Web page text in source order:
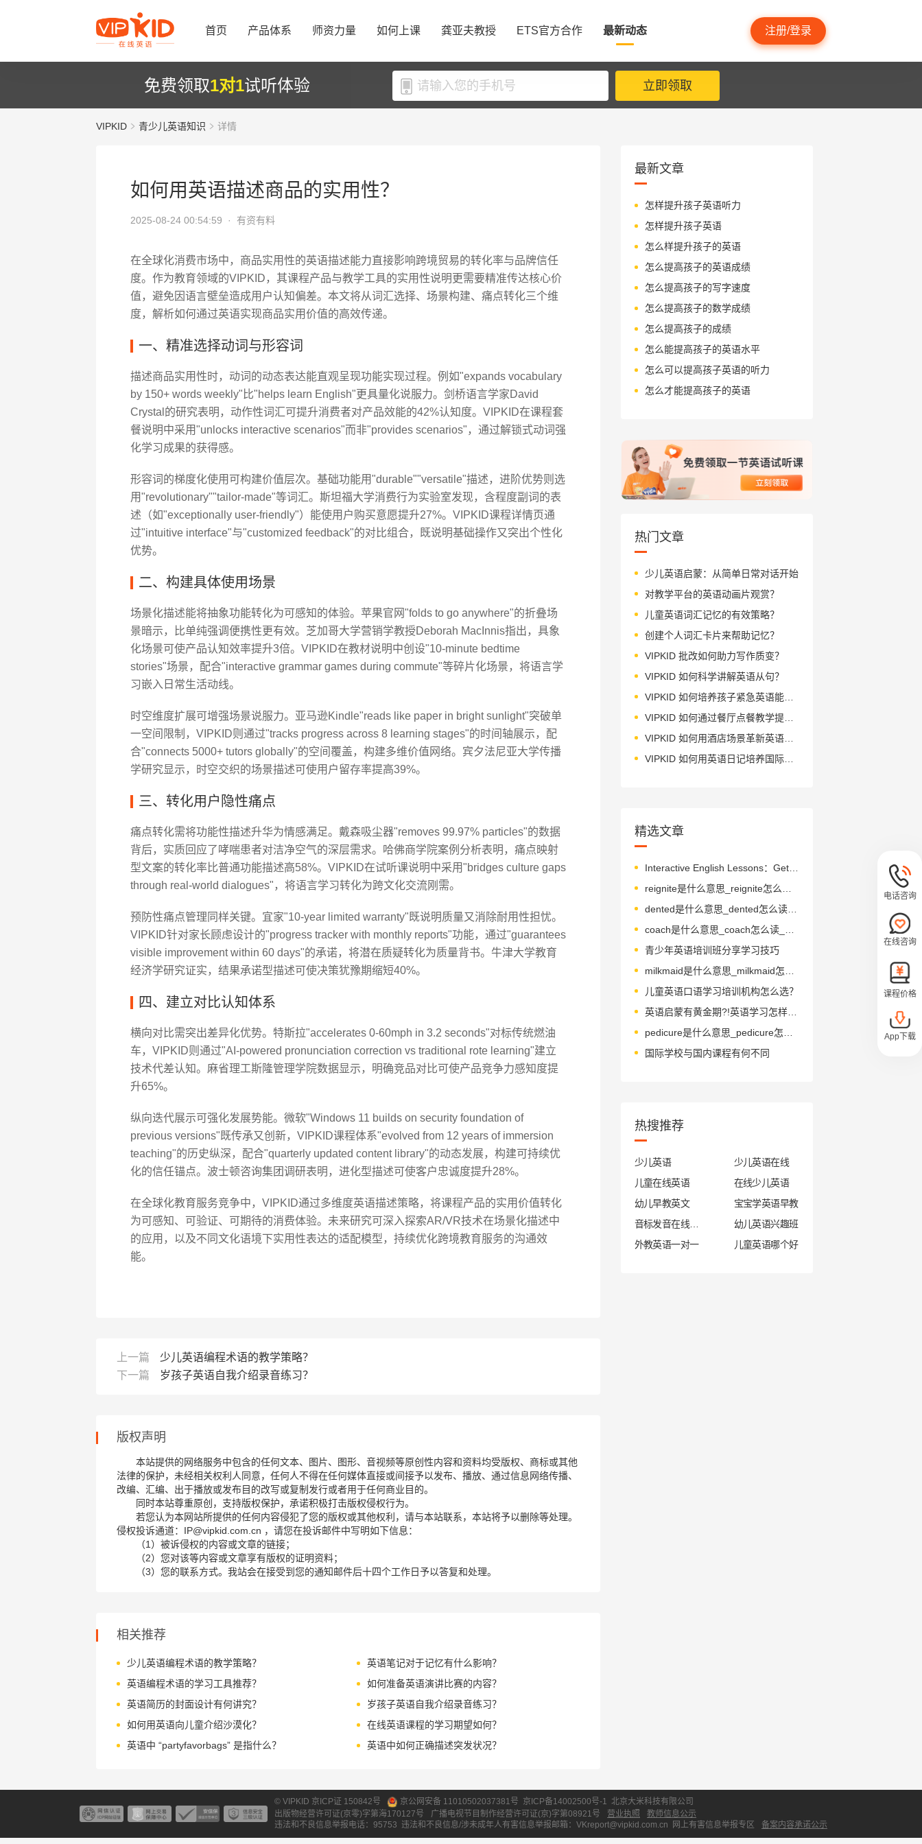
首页 产品体系 师资力量 如何上课 龚亚夫教授 ETS官方合作 最新动态 注册/登录
免费领取1对1试听体验 立即领取
VIPKID 青少儿英语知识 详情
如何用英语描述商品的实用性？
2025-08-24 00:54:59 · 有资有料
在全球化消费市场中，商品实用性的英语描述能力直接影响跨境贸易的转化率与品牌信任
度。作为教育领域的VIPKID，其课程产品与教学工具的实用性说明更需要精准传达核心价
值，避免因语言壁垒造成用户认知偏差。本文将从词汇选择、场景构建、痛点转化三个维
度，解析如何通过英语实现商品实用价值的高效传递。
一、精准选择动词与形容词
描述商品实用性时，动词的动态表达能直观呈现功能实现过程。例如"expands vocabulary
by 150+ words weekly"比"helps learn English"更具量化说服力。剑桥语言学家David
Crystal的研究表明，动作性词汇可提升消费者对产品效能的42%认知度。VIPKID在课程套
餐说明中采用"unlocks interactive scenarios"而非"provides scenarios"，通过解锁式动词强
化学习成果的获得感。
形容词的梯度化使用可构建价值层次。基础功能用"durable""versatile"描述，进阶优势则选
用"revolutionary""tailor-made"等词汇。斯坦福大学消费行为实验室发现，含程度副词的表
述（如"exceptionally user-friendly"）能使用户购买意愿提升27%。VIPKID课程详情页通
过"intuitive interface"与"customized feedback"的对比组合，既说明基础操作又突出个性化
优势。
二、构建具体使用场景
场景化描述能将抽象功能转化为可感知的体验。苹果官网"folds to go anywhere"的折叠场
景暗示，比单纯强调便携性更有效。芝加哥大学营销学教授Deborah MacInnis指出，具象
化场景可使产品认知效率提升3倍。VIPKID在教材说明中创设"10-minute bedtime
stories"场景，配合"interactive grammar games during commute"等碎片化场景，将语言学
习嵌入日常生活动线。
时空维度扩展可增强场景说服力。亚马逊Kindle"reads like paper in bright sunlight"突破单
一空间限制，VIPKID则通过"tracks progress across 8 learning stages"的时间轴展示，配
合"connects 5000+ tutors globally"的空间覆盖，构建多维价值网络。宾夕法尼亚大学传播
学研究显示，时空交织的场景描述可使用户留存率提高39%。
三、转化用户隐性痛点
痛点转化需将功能性描述升华为情感满足。戴森吸尘器"removes 99.97% particles"的数据
背后，实质回应了哮喘患者对洁净空气的深层需求。哈佛商学院案例分析表明，痛点映射
型文案的转化率比普通功能描述高58%。VIPKID在试听课说明中采用"bridges culture gaps
through real-world dialogues"，将语言学习转化为跨文化交流刚需。
预防性痛点管理同样关键。宜家"10-year limited warranty"既说明质量又消除耐用性担忧。
VIPKID针对家长顾虑设计的"progress tracker with monthly reports"功能，通过"guarantees
visible improvement within 60 days"的承诺，将潜在质疑转化为质量背书。牛津大学教育
经济学研究证实，结果承诺型描述可使决策犹豫期缩短40%。
四、建立对比认知体系
横向对比需突出差异化优势。特斯拉"accelerates 0-60mph in 3.2 seconds"对标传统燃油
车，VIPKID则通过"AI-powered pronunciation correction vs traditional rote learning"建立
技术代差认知。麻省理工斯隆管理学院数据显示，明确竞品对比可使产品竞争力感知度提
升65%。
纵向迭代展示可强化发展势能。微软"Windows 11 builds on security foundation of
previous versions"既传承又创新，VIPKID课程体系"evolved from 12 years of immersion
teaching"的历史纵深，配合"quarterly updated content library"的动态发展，构建可持续优
化的信任锚点。波士顿咨询集团调研表明，进化型描述可使客户忠诚度提升28%。
在全球化教育服务竞争中，VIPKID通过多维度英语描述策略，将课程产品的实用价值转化
为可感知、可验证、可期待的消费体验。未来研究可深入探索AR/VR技术在场景化描述中
的应用，以及不同文化语境下实用性表达的适配模型，持续优化跨境教育服务的沟通效
能。
上一篇
少儿英语编程术语的教学策略？
下一篇
岁孩子英语自我介绍录音练习？
版权声明
本站提供的网络服务中包含的任何文本、图片、图形、音视频等原创性内容和资料均受版权、商标或其他
法律的保护，未经相关权利人同意，任何人不得在任何媒体直接或间接予以发布、播放、通过信息网络传播、
改编、汇编、出于播放或发布目的改写或复制发行或者用于任何商业目的。
同时本站尊重原创，支持版权保护，承诺积极打击版权侵权行为。
若您认为本网站所提供的任何内容侵犯了您的版权或其他权利，请与本站联系，本站将予以删除等处理。
侵权投诉通道：IP@vipkid.com.cn ，请您在投诉邮件中写明如下信息：
（1）被诉侵权的内容或文章的链接；
（2）您对该等内容或文章享有版权的证明资料；
（3）您的联系方式。我站会在接受到您的通知邮件后十四个工作日予以答复和处理。
相关推荐
少儿英语编程术语的教学策略？
英语笔记对于记忆有什么影响？
英语编程术语的学习工具推荐？
如何准备英语演讲比赛的内容？
英语简历的封面设计有何讲究？
岁孩子英语自我介绍录音练习？
如何用英语向儿童介绍沙漠化？
在线英语课程的学习期望如何？
英语中 “partyfavorbags” 是指什么？
英语中如何正确描述突发状况？
最新文章
怎样提升孩子英语听力
怎样提升孩子英语
怎么样提升孩子的英语
怎么提高孩子的英语成绩
怎么提高孩子的写字速度
怎么提高孩子的数学成绩
怎么提高孩子的成绩
怎么能提高孩子的英语水平
怎么可以提高孩子英语的听力
怎么才能提高孩子的英语
热门文章
少儿英语启蒙：从简单日常对话开始
对教学平台的英语动画片观赏？
儿童英语词汇记忆的有效策略？
创建个人词汇卡片来帮助记忆？
VIPKID 批改如何助力写作质变？
VIPKID 如何科学讲解英语从句？
VIPKID 如何培养孩子紧急英语能力？
VIPKID 如何通过餐厅点餐教学提升少儿英语应用能力？
VIPKID 如何用酒店场景革新英语教学？
VIPKID 如何用英语日记培养国际化人才？
精选文章
Interactive English Lessons：Getting to Know You for Beginners
dented是什么意思_dented怎么读_音标'dentɪd
青少年英语培训班分享学习技巧
儿童英语口语学习培训机构怎么选？
英语启蒙有黄金期?!英语学习怎样才能少走弯路?
国际学校与国内课程有何不同
热搜推荐
少儿英语
少儿英语在线
儿童在线英语
在线少儿英语
幼儿早教英文
宝宝学英语早教
幼儿英语兴趣班
外教英语一对一
儿童英语哪个好
电话咨询
在线咨询
课程价格
App下载
© VIPKID 京ICP证 150842号 京公网安备 11010502037381号 京ICP备14002500号-1 北京大米科技有限公司
出版物经营许可证(京零)字第海170127号
广播电视节目制作经营许可证(京)字第08921号 营业执照
教师信息公示
违法和不良信息举报电话：95753 违法和不良信息/涉未成年人有害信息举报邮箱：VKreport@vipkid.com.cn 网上有害信息举报专区 备案内容承诺公示